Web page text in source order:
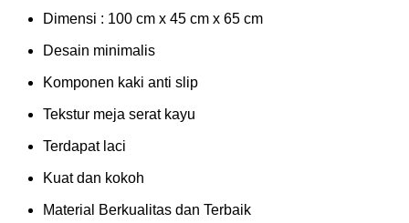
Dimensi : 100 cm x 45 cm x 65 cm
Desain minimalis
Komponen kaki anti slip
Tekstur meja serat kayu
Terdapat laci
Kuat dan kokoh
Material Berkualitas dan Terbaik